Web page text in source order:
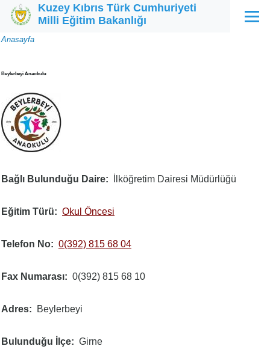
Ana içeriğe atla
Kuzey Kıbrıs Türk Cumhuriyeti
Milli Eğitim Bakanlığı
Menü
Sayfa
Anasayfa
Beylerbeyi Anaokulu
Bağlı Bulunduğu Daire İlköğretim Dairesi Müdürlüğü
Eğitim Türü Okul Öncesi
Telefon No 0(392) 815 68 04
Fax Numarası 0(392) 815 68 10
Adres Beylerbeyi
Bulunduğu İlçe Girne